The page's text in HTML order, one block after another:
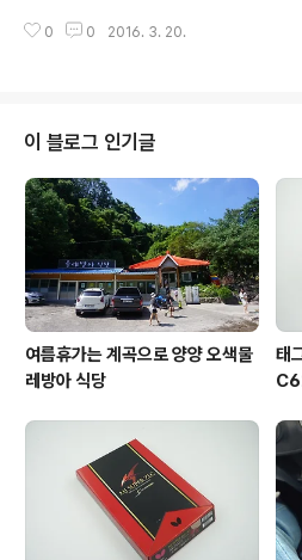
로 사용해도 손색이 없다눈에 거슬리지 않으니까
나 비빔면을 끓여본사람이라면 누구나 불편했을
은 7900원에 배송비 2500원 3인용은 10000
배송 그래서 3인용을 샀더니 너무 크다. 어차피
는거라 물조절을 해서 끓이면 될듯 했지만 이렇
2개를 끓여보기로 한다 원래 일요일엔 짜파게
지만 용산왕인 나는 짜파게티의 왕 짜왕으로 먹
했다 끓이기 전에 사전테스트로 배수 테스..
0 0 2016. 3. 20.
이 블로그 인기글
여름휴가는 계곡으로 양양 오색물
레방아 식당
태